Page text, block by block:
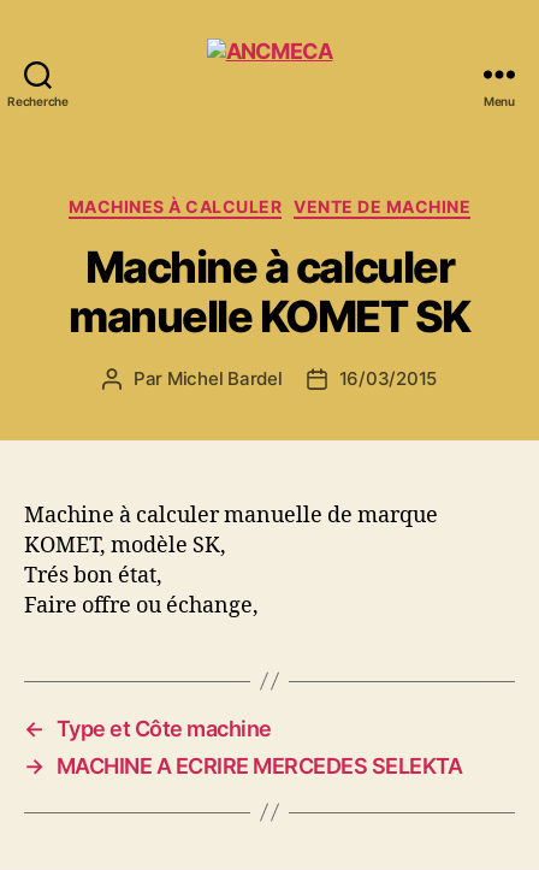
Recherche Menu
Catégories
MACHINES À CALCULER VENTE DE MACHINE
Machine à calculer
manuelle KOMET SK
Auteur
Par Michel Bardel
Date16/03/2015
Machine à calculer manuelle de marque
KOMET, modèle SK,
Trés bon état,
Faire offre ou échange,
← Type et Côte machine
→ MACHINE A ECRIRE MERCEDES SELEKTA